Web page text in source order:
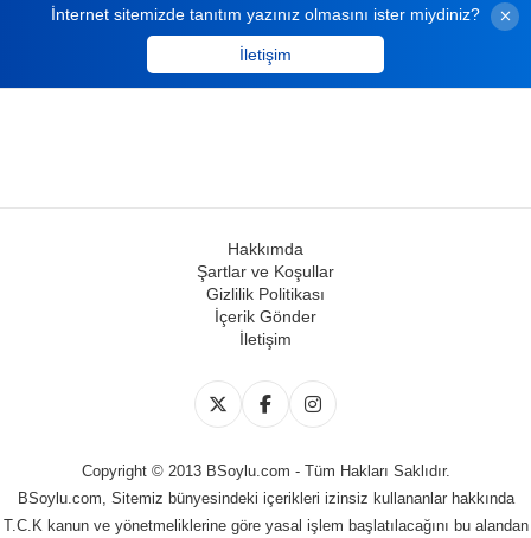
İnternet sitemizde tanıtım yazınız olmasını ister miydiniz?
İletişim
Hakkımda
Şartlar ve Koşullar
Gizlilik Politikası
İçerik Gönder
İletişim
Copyright © 2013 BSoylu.com - Tüm Hakları Saklıdır.
BSoylu.com, Sitemiz bünyesindeki içerikleri izinsiz kullananlar hakkında
T.C.K kanun ve yönetmeliklerine göre yasal işlem başlatılacağını bu alandan